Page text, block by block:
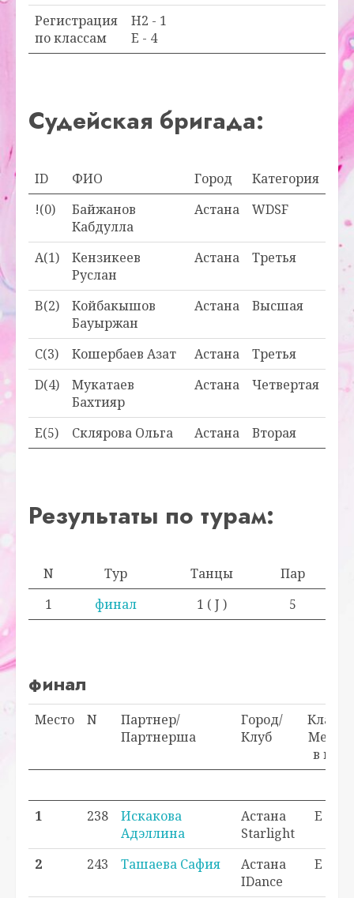
Регистрация
по классам
H2 - 1
E - 4
Судейская бригада:
ID ФИО Город
Категория
!(0)
Байжанов
Кабдулла
Астана WDSF
A(1)
Кензикеев
Руслан
Астана Третья
B(2)
Койбакышов
Бауыржан
Астана Высшая
C(3) Кошербаев Азат Астана
Третья
D(4)
Мукатаев
Бахтияр
Астана Четвертая
E(5) Склярова Ольга Астана Вторая
Результаты по турам:
N Тур Танцы
Пар
1
финал 1 ( J ) 5
финал
Место N
Партнер/
Партнерша
Город/
Клуб
Класс/
Место
в кл.
1 238
Искакова
Адэллина
Астана
Starlight
E - 1
2 243 Ташаева Сафия
Астана
IDance
E - 2